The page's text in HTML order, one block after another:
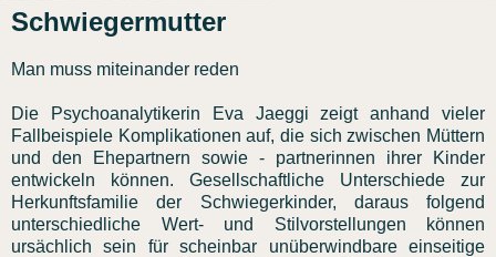
Schwiegermutter
Man muss miteinander reden
Die Psychoanalytikerin Eva Jaeggi zeigt anhand vieler
Fallbeispiele Komplikationen auf, die sich zwischen Müttern
und den Ehepartnern sowie - partnerinnen ihrer Kinder
entwickeln können. Gesellschaftliche Unterschiede zur
Herkunftsfamilie der Schwiegerkinder, daraus folgend
unterschiedliche Wert- und Stilvorstellungen können
ursächlich sein für scheinbar unüberwindbare einseitige